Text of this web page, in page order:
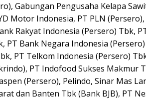
Gabungan Pengusaha Kelapa
Motor Indonesia, PT PLN
Rakyat Indonesia (Persero) Tbk,
PT Bank Negara Indonesia
PT Telkom Indonesia (Persero)
PT Indofood Sukses Makmur
(Persero), Pelindo, Sinar Mas
dan Banten Tbk (Bank BJB), PT